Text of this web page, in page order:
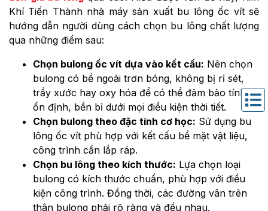
Khí Tiến Thành nhà máy sản xuất bu lông ốc vít sẽ
hướng dẫn người dùng cách chọn bu lông chất lượng
qua những điểm sau:
Chọn bulong ốc vít dựa vào kết cấu: Nên chọn
bulong có bề ngoài trơn bóng, không bị rỉ sét,
trầy xước hay oxy hóa để có thể đảm bảo tính
ổn định, bền bỉ dưới mọi điều kiện thời tiết.
Chọn bulong theo đặc tính cơ học: Sử dụng bu
lông ốc vít phù hợp với kết cấu bề mặt vật liệu,
công trình cần lắp ráp.
Chọn bu lông theo kích thước: Lựa chọn loại
bulong có kích thước chuẩn, phù hợp với điều
kiện công trình. Đồng thời, các đường vân trên
thân bulong phải rõ ràng và đều nhau.